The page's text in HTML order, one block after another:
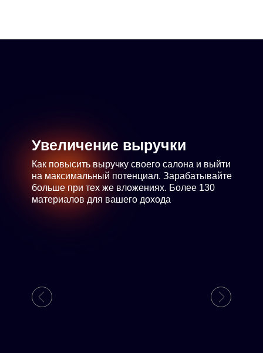
Увеличение выручки
Как повысить выручку своего салона и выйти
на максимальный потенциал. Зарабатывайте
больше при тех же вложениях. Более 130
материалов для вашего дохода